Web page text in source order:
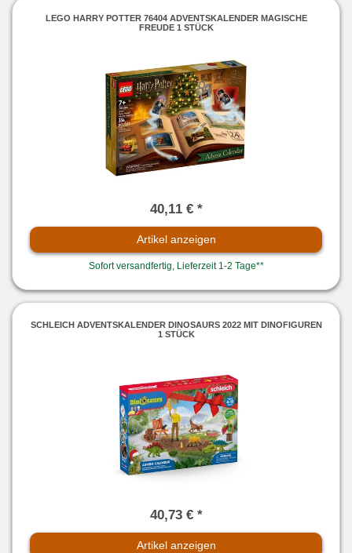
LEGO HARRY POTTER 76404 ADVENTSKALENDER MAGISCHE
FREUDE 1 STÜCK
40,11 € *
Artikel anzeigen
Sofort versandfertig, Lieferzeit 1-2 Tage**
SCHLEICH ADVENTSKALENDER DINOSAURS 2022 MIT DINOFIGUREN
1 STÜCK
40,73 € *
Artikel anzeigen